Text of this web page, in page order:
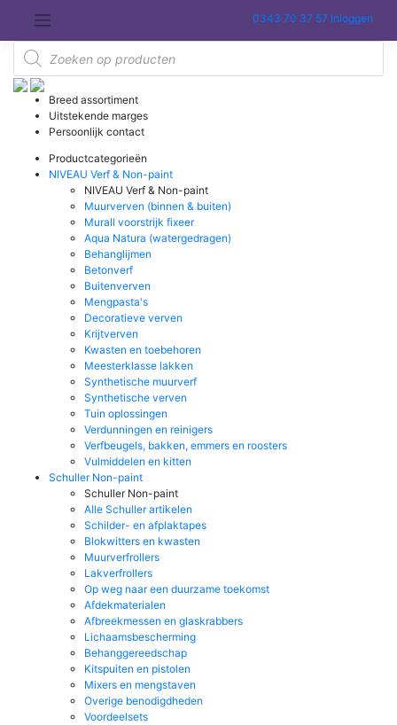
de
inhoud
0343 70 37 57 Inloggen
Producten
zoeken
Breed assortiment
Uitstekende marges
Persoonlijk contact
Productcategorieën
NIVEAU Verf & Non-paint
NIVEAU Verf & Non-paint
Muurverven (binnen & buiten)
Murall voorstrijk fixeer
Aqua Natura (watergedragen)
Behanglijmen
Betonverf
Buitenverven
Mengpasta's
Decoratieve verven
Krijtverven
Kwasten en toebehoren
Meesterklasse lakken
Synthetische muurverf
Synthetische verven
Tuin oplossingen
Verdunningen en reinigers
Verfbeugels, bakken, emmers en roosters
Vulmiddelen en kitten
Schuller Non-paint
Schuller Non-paint
Alle Schuller artikelen
Schilder- en afplaktapes
Blokwitters en kwasten
Muurverfrollers
Lakverfrollers
Op weg naar een duurzame toekomst
Afdekmaterialen
Afbreekmessen en glaskrabbers
Lichaamsbescherming
Behanggereedschap
Kitspuiten en pistolen
Mixers en mengstaven
Overige benodigdheden
Voordeelsets